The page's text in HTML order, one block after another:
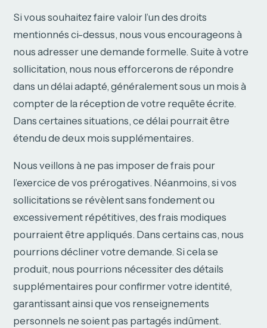
Si vous souhaitez faire valoir l’un des droits
mentionnés ci-dessus, nous vous encourageons à
nous adresser une demande formelle. Suite à votre
sollicitation, nous nous efforcerons de répondre
dans un délai adapté, généralement sous un mois à
compter de la réception de votre requête écrite.
Dans certaines situations, ce délai pourrait être
étendu de deux mois supplémentaires.
Nous veillons à ne pas imposer de frais pour
l’exercice de vos prérogatives. Néanmoins, si vos
sollicitations se révèlent sans fondement ou
excessivement répétitives, des frais modiques
pourraient être appliqués. Dans certains cas, nous
pourrions décliner votre demande. Si cela se
produit, nous pourrions nécessiter des détails
supplémentaires pour confirmer votre identité,
garantissant ainsi que vos renseignements
personnels ne soient pas partagés indûment.